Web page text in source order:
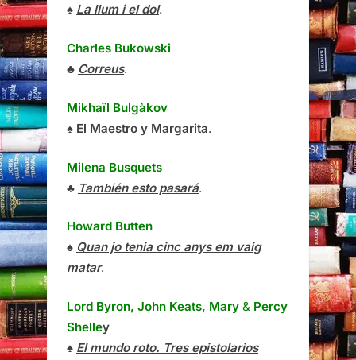
♠ La llum i el dol.
Charles Bukowski
♣ Correus.
Mikhaïl Bulgàkov
♠ El Maestro y Margarita.
Milena Busquets
♣ También esto pasará.
Howard Butten
♠ Quan jo tenia cinc anys em vaig
matar.
Lord Byron, John Keats, Mary & Percy
Shelley
♠ El mundo roto. Tres epistolarios